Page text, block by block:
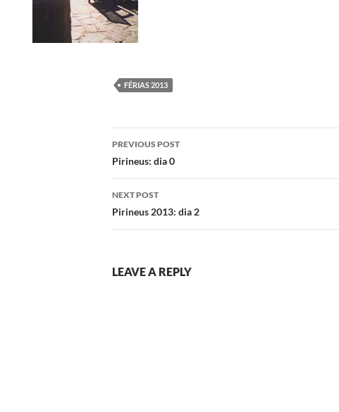
FÉRIAS 2013
Post
navigation
PREVIOUS POST
Pirineus: dia 0
NEXT POST
Pirineus 2013: dia 2
LEAVE A REPLY